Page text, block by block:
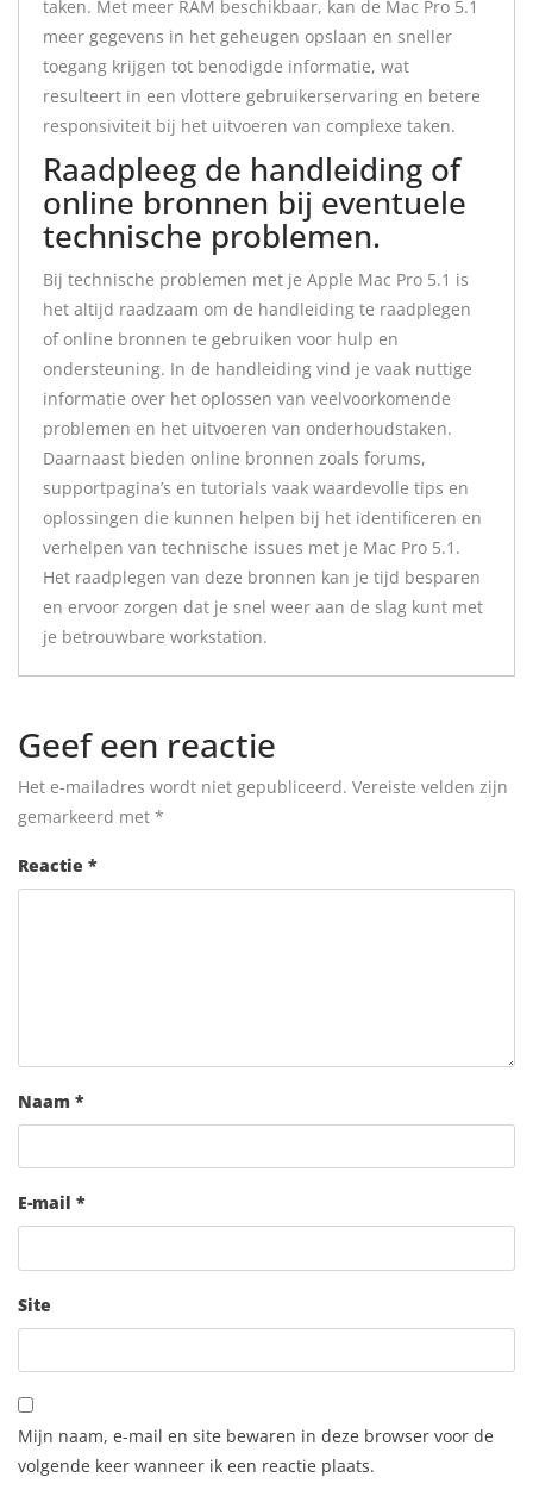
taken. Met meer RAM beschikbaar, kan de Mac Pro 5.1
meer gegevens in het geheugen opslaan en sneller
toegang krijgen tot benodigde informatie, wat
resulteert in een vlottere gebruikerservaring en betere
responsiviteit bij het uitvoeren van complexe taken.
Raadpleeg de handleiding of
online bronnen bij eventuele
technische problemen.
Bij technische problemen met je Apple Mac Pro 5.1 is
het altijd raadzaam om de handleiding te raadplegen
of online bronnen te gebruiken voor hulp en
ondersteuning. In de handleiding vind je vaak nuttige
informatie over het oplossen van veelvoorkomende
problemen en het uitvoeren van onderhoudstaken.
Daarnaast bieden online bronnen zoals forums,
supportpagina’s en tutorials vaak waardevolle tips en
oplossingen die kunnen helpen bij het identificeren en
verhelpen van technische issues met je Mac Pro 5.1.
Het raadplegen van deze bronnen kan je tijd besparen
en ervoor zorgen dat je snel weer aan de slag kunt met
je betrouwbare workstation.
Geef een reactie
Het e-mailadres wordt niet gepubliceerd. Vereiste velden zijn
gemarkeerd met *
Reactie *
Naam *
E-mail *
Site
Mijn naam, e-mail en site bewaren in deze browser voor de
volgende keer wanneer ik een reactie plaats.